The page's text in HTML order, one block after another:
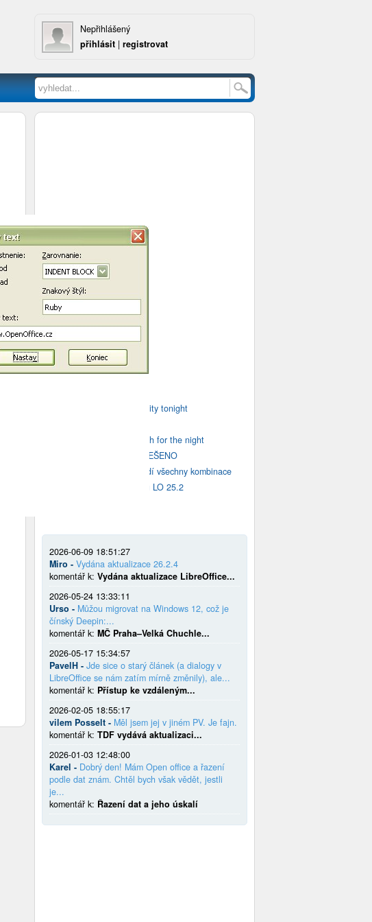
Nepřihlášený
přihlásit | registrovat
Forum OpenOffice.cz
Tabulátor
Užívání tabulátoru
Zarážka pro tabulátor
Meet a girl from your city tonight
Find your perfect match for the night
vložení obrázku - VYŘEŠENO
Nahradit Vše nenahradí všechny kombinace
Poznámky pod čarou u LO 25.2
2026-06-09 18:51:27
Miro - Vydána aktualizace 26.2.4
komentář k: Vydána aktualizace LibreOffice...
2026-05-24 13:33:11
Urso - Můžou migrovat na Windows 12, což je
čínský Deepin:...
komentář k: MČ Praha–Velká Chuchle...
2026-05-17 15:34:57
PavelH - Jde sice o starý článek (a dialogy v
LibreOffice se nám zatím mírně změnily), ale...
komentář k: Přístup ke vzdáleným...
2026-02-05 18:55:17
vilem Posselt - Měl jsem jej v jiném PV. Je fajn.
komentář k: TDF vydává aktualizaci...
2026-01-03 12:48:00
Karel - Dobrý den! Mám Open office a řazení
podle dat znám. Chtěl bych však vědět, jestli
je...
komentář k: Řazení dat a jeho úskalí